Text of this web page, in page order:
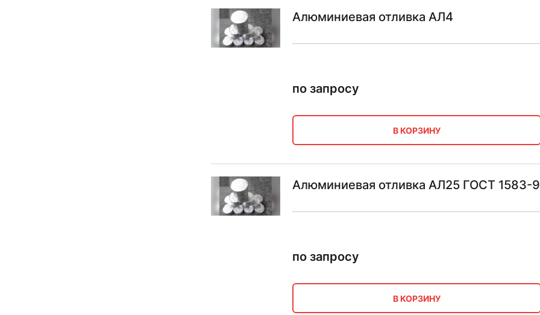
Алюминиевая отливка АЛ4
по запросу
В КОРЗИНУ
Алюминиевая отливка АЛ25 ГОСТ 1583-
по запросу
В КОРЗИНУ